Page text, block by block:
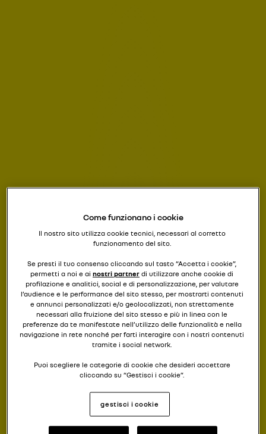
Come funzionano i cookie
Il nostro sito utilizza cookie tecnici, necessari al corretto
funzionamento del sito.
Se presti il tuo consenso cliccando sul tasto “Accetta i cookie”,
permetti a noi e ai nostri partner di utilizzare anche cookie di
profilazione e analitici, social e di personalizzazione, per valutare
l’audience e le performance del sito stesso, per mostrarti contenuti
e annunci personalizzati e/o geolocalizzati, non strettamente
necessari alla fruizione del sito stesso e più in linea con le
preferenze da te manifestate nell’utilizzo delle funzionalità e nella
navigazione in rete nonché per farti interagire con i nostri contenuti
tramite i social network.
Puoi scegliere le categorie di cookie che desideri accettare
cliccando su “Gestisci i cookie”.
Se chiudi il banner cliccando il pulsante posto in alto a destra,
continuerai a navigare senza accettare cookie diversi da quelli
tecnici.
gestisci i cookie